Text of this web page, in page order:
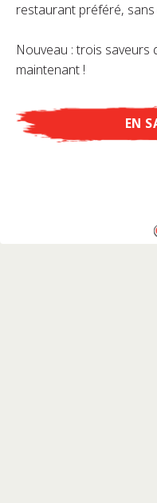
restaurant préféré,
Nouveau : trois saveurs
maintenant !
EN